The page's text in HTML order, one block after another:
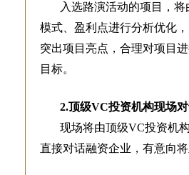
入选路演活动的项目，
模式、盈利点进行分析优化
突出项目亮点，合理对项目
目标。
2.顶级VC投资机构现场
现场将由顶级VC投资机
直接对话融资企业，有意向将